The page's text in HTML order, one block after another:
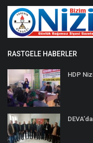
RASTGELE HABERLER
HDP